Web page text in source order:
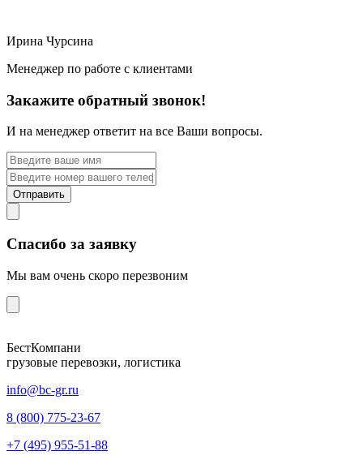
Ирина Чурсина
Менеджер по работе с клиентами
Закажите обратный звонок!
И на менеджер ответит на все Ваши вопросы.
Отправить
Спасибо за заявку
Мы вам очень скоро перезвоним
БестКомпани
грузовые перевозки, логистика
info@bc-gr.ru
8 (800) 775-23-67
+7 (495) 955-51-88